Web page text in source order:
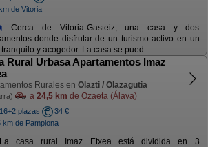
de Vitoria
Cerca de Vitoria-Gasteiz, una casa y dos
donde disfrutar de un turismo activo en un
tranquilo y acogedor. La casa se pued ...
Rural Urbasa Apartamentos Imaz
Rurales en Olazti / Olazagutia
a 24,5 km de Ozaeta (Álava)
plazas
34 €
km de Pamplona
casa rural Imaz Etxea está dividida en 3